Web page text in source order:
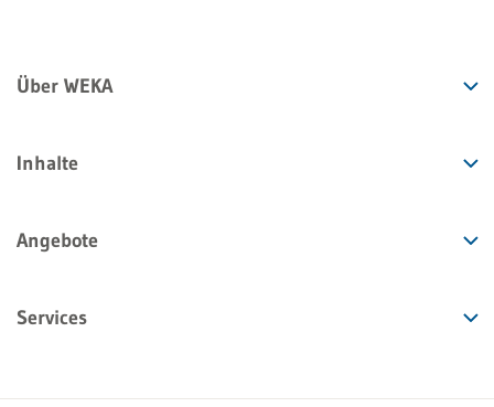
Über WEKA
Inhalte
Angebote
Services